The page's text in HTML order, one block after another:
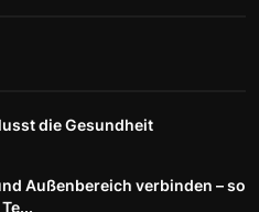
die Gesundheit
Außenbereich verbinden – so